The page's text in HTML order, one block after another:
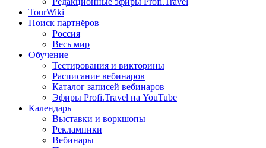
TourWiki
Поиск партнёров
Россия
Весь мир
Обучение
Тестирования и викторины
Расписание вебинаров
Каталог записей вебинаров
Эфиры Profi.Travel на YouTube
Календарь
Выставки и воркшопы
Рекламники
Вебинары